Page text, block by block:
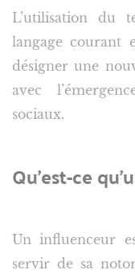
L’utilisation du
langage courant
désigner une
avec
sociaux.
Qu’est-ce
Un influenceur
servir de sa